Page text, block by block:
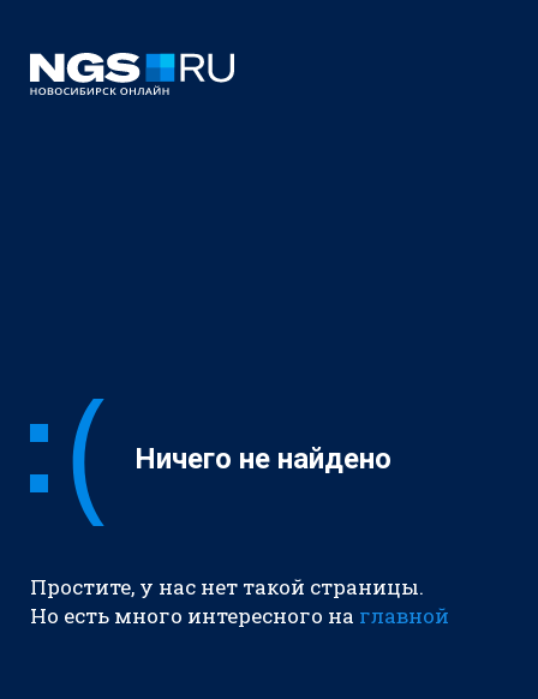
Ничего не найдено
Простите, у нас нет такой страницы.
Но есть много интересного на главной